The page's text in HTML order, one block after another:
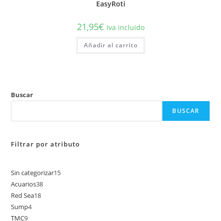
EasyRoti
21,95€ Iva incluido
Añadir al carrito
Buscar
BUSCAR
Filtrar por atributo
Sin categorizar1515
Acuarios3838
Red Sea1818
Sump44
TMC99